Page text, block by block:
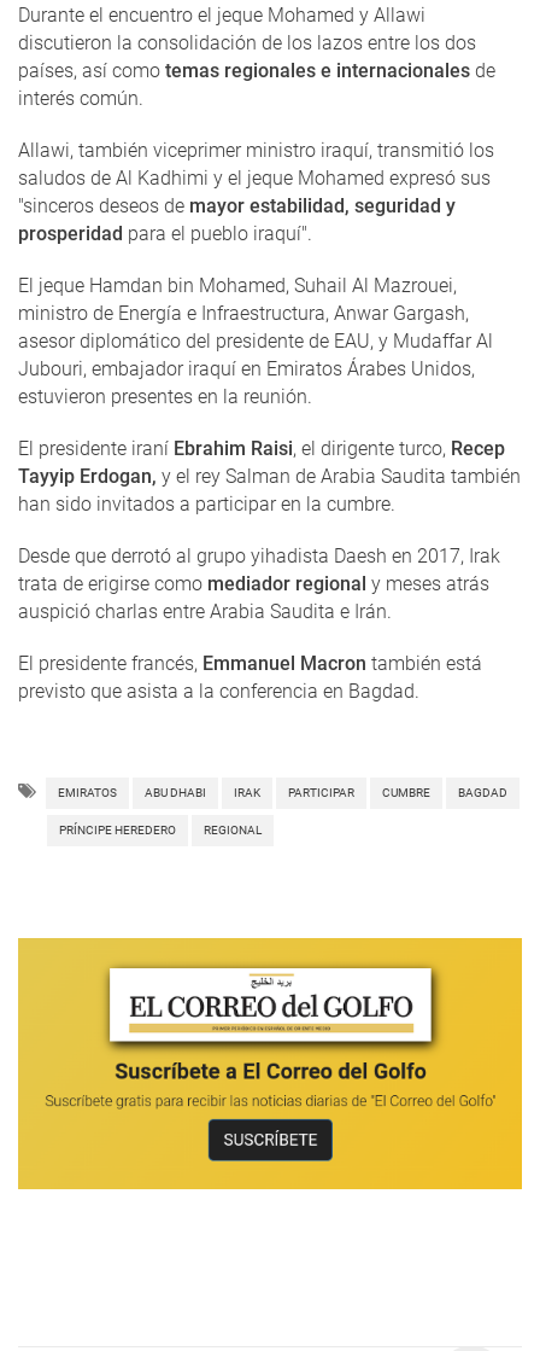
Durante el encuentro el jeque Mohamed y Allawi
discutieron la consolidación de los lazos entre los dos
países, así como temas regionales e internacionales de
interés común.
Allawi, también viceprimer ministro iraquí, transmitió los
saludos de Al Kadhimi y el jeque Mohamed expresó sus
"sinceros deseos de mayor estabilidad, seguridad y
prosperidad para el pueblo iraquí".
El jeque Hamdan bin Mohamed, Suhail Al Mazrouei,
ministro de Energía e Infraestructura, Anwar Gargash,
asesor diplomático del presidente de EAU, y Mudaffar Al
Jubouri, embajador iraquí en Emiratos Árabes Unidos,
estuvieron presentes en la reunión.
El presidente iraní Ebrahim Raisi, el dirigente turco, Recep
Tayyip Erdogan, y el rey Salman de Arabia Saudita también
han sido invitados a participar en la cumbre.
Desde que derrotó al grupo yihadista Daesh en 2017, Irak
trata de erigirse como mediador regional y meses atrás
auspició charlas entre Arabia Saudita e Irán.
El presidente francés, Emmanuel Macron también está
previsto que asista a la conferencia en Bagdad.
EMIRATOS ABU DHABI IRAK PARTICIPAR CUMBRE BAGDAD
PRÍNCIPE HEREDERO REGIONAL